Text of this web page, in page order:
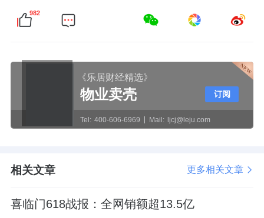
982
《乐居财经精选》
物业卖壳
Tel: 400-606-6969 Mail: ljcj@leju.com
订阅
相关文章 更多相关文章
喜临门618战报：全网销额超13.5亿